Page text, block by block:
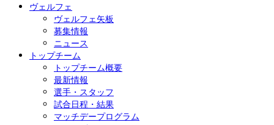
ヴェルフェ
ヴェルフェ矢板
募集情報
ニュース
トップチーム
トップチーム概要
最新情報
選手・スタッフ
試合日程・結果
マッチデープログラム